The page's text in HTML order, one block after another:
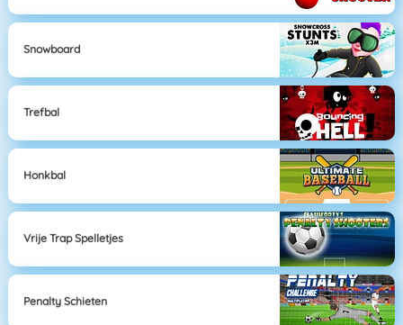
Snowboard
Trefbal
Honkbal
Vrije Trap Spelletjes
Penalty Schieten